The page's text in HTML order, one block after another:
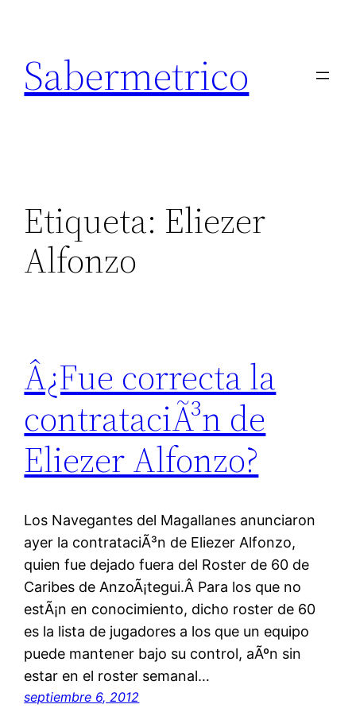
contenido
Sabermetrico
Etiqueta: Eliezer
Alfonzo
Â¿Fue correcta la
contrataciÃ³n de
Eliezer Alfonzo?
Los Navegantes del Magallanes anunciaron
ayer la contrataciÃ³n de Eliezer Alfonzo,
quien fue dejado fuera del Roster de 60 de
Caribes de AnzoÃ¡tegui.Â Para los que no
estÃ¡n en conocimiento, dicho roster de 60
es la lista de jugadores a los que un equipo
puede mantener bajo su control, aÃºn sin
estar en el roster semanal…
septiembre 6, 2012